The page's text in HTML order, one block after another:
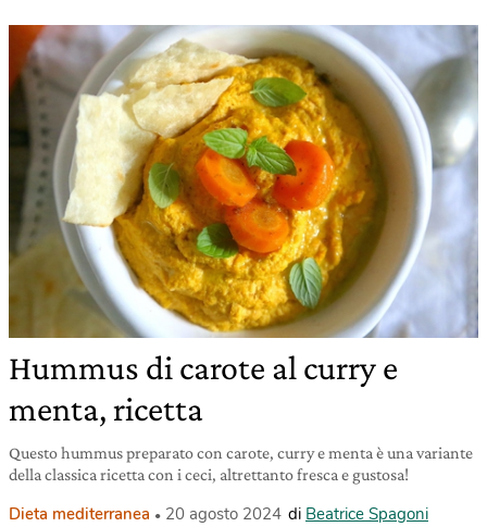
Hummus di carote al curry e
menta, ricetta
Questo hummus preparato con carote, curry e menta è una variante
della classica ricetta con i ceci, altrettanto fresca e gustosa!
Dieta mediterranea 20 agosto 2024 di Beatrice Spagoni